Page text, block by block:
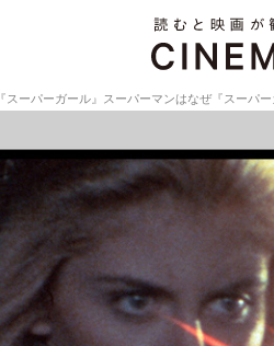
『スーパーガール』スーパーマンはなぜ『スーパ